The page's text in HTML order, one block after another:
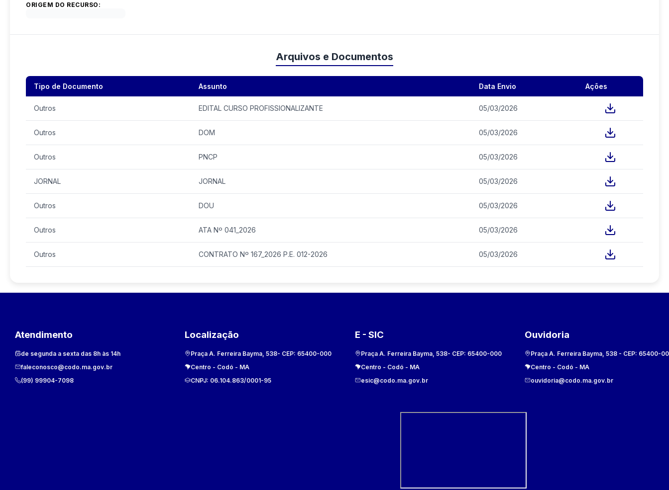
ORIGEM DO RECURSO:
Arquivos e Documentos
Tipo de Documento Assunto Data Envio Ações
Outros EDITAL CURSO PROFISSIONALIZANTE 05/03/2026
Outros DOM 05/03/2026
Outros PNCP 05/03/2026
JORNAL JORNAL 05/03/2026
Outros DOU 05/03/2026
Outros ATA Nº 041_2026 05/03/2026
Outros CONTRATO Nº 167_2026 P.E. 012-2026 05/03/2026
Atendimento
de segunda a sexta das 8h às 14h
faleconosco@codo.ma.gov.br
(99) 99904-7098
Localização
Praça A. Ferreira Bayma, 538- CEP: 65400-000
Centro - Codó - MA
CNPJ: 06.104.863/0001-95
E - SIC
Praça A. Ferreira Bayma, 538- CEP: 65400-000
Centro - Codó - MA
esic@codo.ma.gov.br
Ouvidoria
Praça A. Ferreira Bayma, 538- CEP: 65400-
Centro - Codó - MA
ouvidoria@codo.ma.gov.br